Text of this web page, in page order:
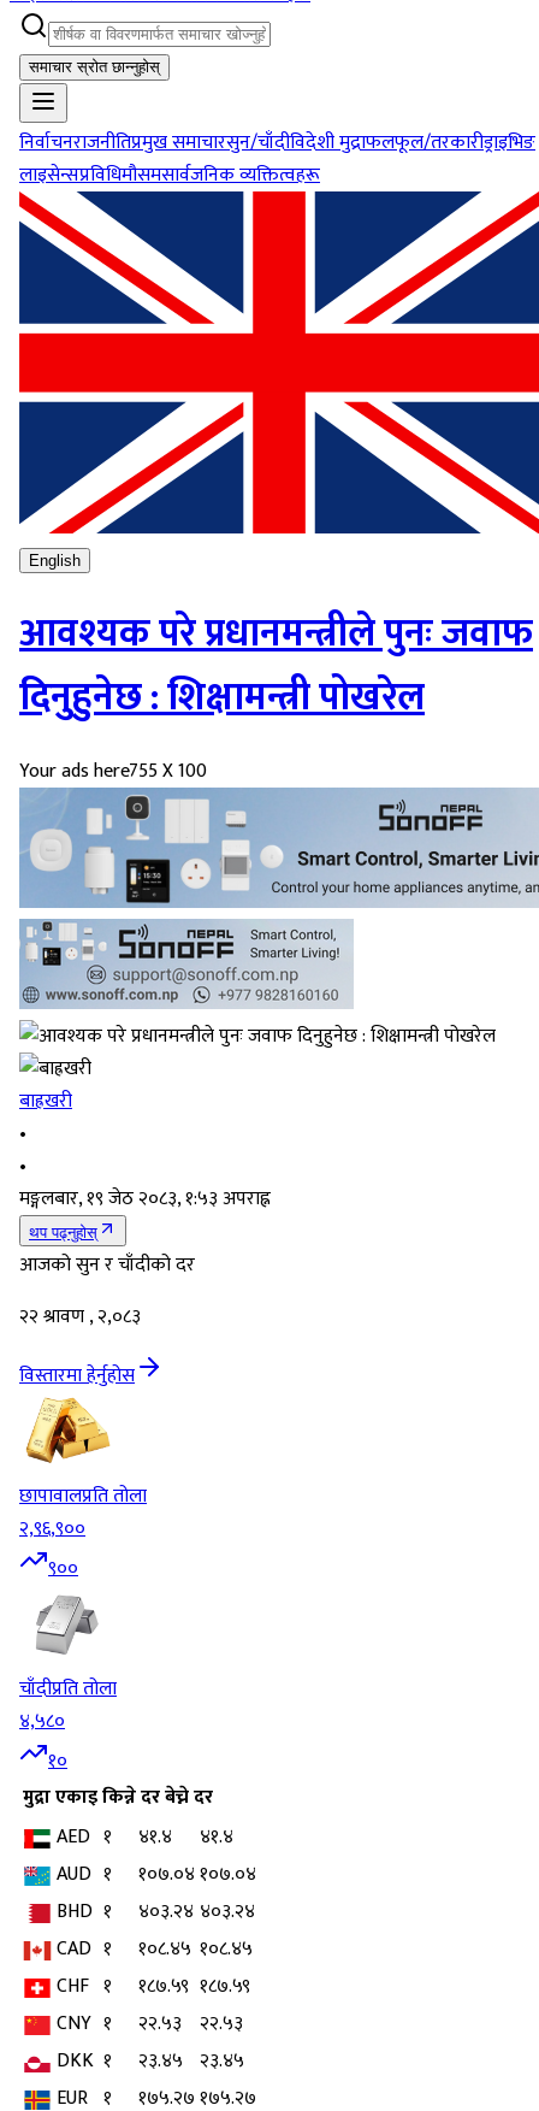
समाचार स्रोत छान्नुहोस्
निर्वाचनराजनीतिप्रमुख समाचारसुन/चाँदीविदेशी मुद्राफलफूल/तरकारीड्राइभिङ
लाइसेन्सप्रविधिमौसमसार्वजनिक व्यक्तित्वहरू
English
आवश्यक परे प्रधानमन्त्रीले पुनः जवाफ
दिनुहुनेछ : शिक्षामन्त्री पोखरेल
Your ads here755 X 100
बाह्रखरी
•
•
मङ्गलबार, १९ जेठ २०८३, १:५३ अपराह्न
थप पढ्नुहोस्
आजको सुन र चाँदीको दर
२२ श्रावण , २,०८३
विस्तारमा हेर्नुहोस
छापावालप्रति तोला
२,९६,९००
९००
चाँदीप्रति तोला
४,५८०
१०
मुद्राएकाइकिन्ने दरबेच्ने दर
AED १ ४१.४
४१.४
AUD १ १०७.०४१०७.०४
BHD १ ४०३.२४ ४०३.२४
CAD १ १०८.४५ १०८.४५
CHF १ १८७.५९ १८७.५९
CNY १ २२.५३
२२.५३
DKK १ २३.४५ २३.४५
EUR १ १७५.२७१७५.२७